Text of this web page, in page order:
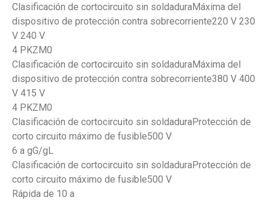
Clasificación de cortocircuito sin soldaduraMáxima del
dispositivo de protección contra sobrecorriente220 V 230
V 240 V
4 PKZM0
Clasificación de cortocircuito sin soldaduraMáxima del
dispositivo de protección contra sobrecorriente380 V 400
V 415 V
4 PKZM0
Clasificación de cortocircuito sin soldaduraProtección de
corto circuito máximo de fusible500 V
6 a gG/gL
Clasificación de cortocircuito sin soldaduraProtección de
corto circuito máximo de fusible500 V
Rápida de 10 a